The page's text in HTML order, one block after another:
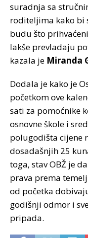
suradnja sa
roditeljima kako bi
budu što
lakše prevladaju
kazala je Miranda
Dodala je kako je
početkom ove
sati za pomoćnike
osnovne škole i
polugodišta cijene
dosadašnjih 25
toga, stav OBŽ je
prava prema
od početka
godišnji odmor i
pripada.